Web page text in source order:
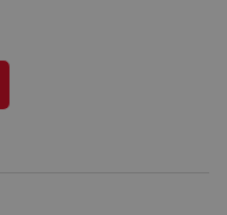
595,00€.